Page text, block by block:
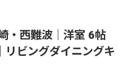
・西難波｜洋室 6帖
リビングダイニングキ